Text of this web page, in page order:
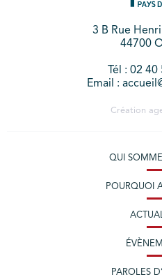
3 B Rue
44700
Tél : 02
Email :
Création
QUI
POURQUOI
PAROLES